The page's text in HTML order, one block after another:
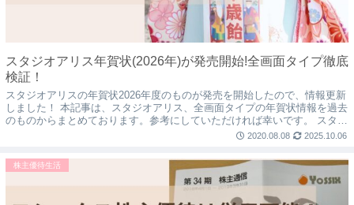
スタジオアリス年賀状(2026年)が発売開始!全画面タイプ徹底
検証！
スタジオアリスの年賀状2026年度のものが発売を開始したので、情報更新
しました！ 本記事は、スタジオアリス、全画面タイプの年賀状情報を過去
のものからまとめております。参考にしていただければ幸いです。 スタジ
2020.08.08 2025.10.06
株主優待生活